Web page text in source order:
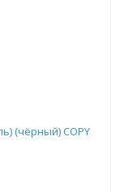
(чёрный) COPY